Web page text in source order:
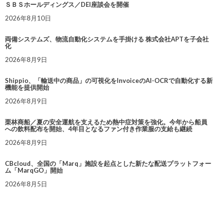
ＳＢＳホールディングス／DEI座談会を開催
2026年8月10日
両備システムズ、物流自動化システムを手掛ける 株式会社APTを子会社
化
2026年8月9日
Shippio、「輸送中の商品」の可視化をInvoiceのAI-OCRで自動化する新
機能を提供開始
2026年8月9日
栗林商船／夏の安全運航を支えるため熱中症対策を強化。今年から船員
への飲料配布を開始、4年目となるファン付き作業服の支給も継続
2026年8月9日
CBcloud、全国の「Marq」施設を起点とした新たな配送プラットフォー
ム「MarqGO」開始
2026年8月5日